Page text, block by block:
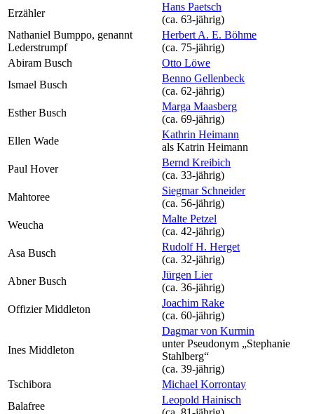
Erzähler
Hans Paetsch
(ca. 63‑jährig)
Nathaniel Bumppo, genannt
Lederstrumpf
Herbert A. E. Böhme
(ca. 75‑jährig)
Abiram Busch
Otto Löwe
Ismael Busch
Benno Gellenbeck
(ca. 62‑jährig)
Esther Busch
Marga Maasberg
(ca. 69‑jährig)
Ellen Wade
Kathrin Heimann
als Katrin Heimann
Paul Hover
Bernd Kreibich
(ca. 33‑jährig)
Mahtoree
Siegmar Schneider
(ca. 56‑jährig)
Weucha
Malte Petzel
(ca. 42‑jährig)
Asa Busch
Rudolf H. Herget
(ca. 32‑jährig)
Abner Busch
Jürgen Lier
(ca. 36‑jährig)
Offizier Middleton
Joachim Rake
(ca. 60‑jährig)
Ines Middleton
Dagmar von Kurmin
unter Pseudonym „Stephanie
Stahlberg“
(ca. 39‑jährig)
Tschibora
Michael Korrontay
Balafree
Leopold Hainisch